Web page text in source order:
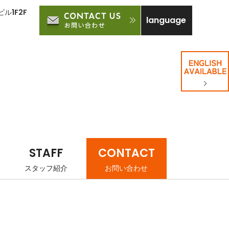
language
1F2F
STAFF
スタッフ紹介
CONTACT
お問い合わせ